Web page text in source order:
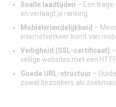
Snelle laadtijden – Een
en verlaagt je ranking.
Mobielvriendelijkheid –
internetverkeer komt van
Veiligheid (SSL-certificaat)
veilige websites met een
Goede URL-structuur –
zowel bezoekers als